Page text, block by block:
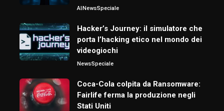
AINewsSpeciale
Hacker’s Journey: il simulatore che
porta l’hacking etico nel mondo dei
videogiochi
NewsSpeciale
Coca-Cola colpita da Ransomware:
Fairlife ferma la produzione negli
Stati Uniti